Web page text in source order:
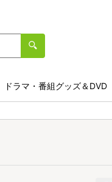
ドラマ・番組グッズ＆DVD